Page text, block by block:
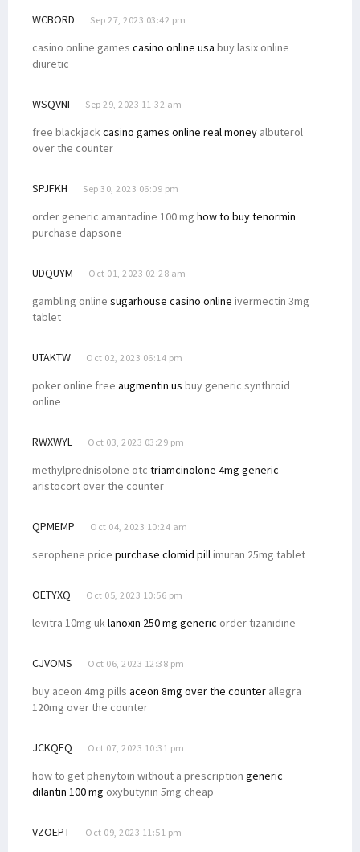
WCBORD Sep 27, 2023 03:42 pm
casino online games casino online usa buy lasix online
diuretic
WSQVNI Sep 29, 2023 11:32 am
free blackjackcasino games online real money albuterol
over the counter
SPJFKH Sep 30, 2023 06:09 pm
order generic amantadine 100 mg how to buy tenormin
purchase dapsone
UDQUYM Oct 01, 2023 02:28 am
gambling online sugarhouse casino online ivermectin 3mg
tablet
UTAKTW Oct 02, 2023 06:14 pm
poker online free augmentin us buy generic synthroid
online
RWXWYL Oct 03, 2023 03:29 pm
methylprednisolone otc triamcinolone 4mg generic
aristocort over the counter
QPMEMP Oct 04, 2023 10:24 am
serophene price purchase clomid pillimuran 25mg tablet
OETYXQ Oct 05, 2023 10:56 pm
levitra 10mg uklanoxin 250 mg generic order tizanidine
CJVOMS Oct 06, 2023 12:38 pm
buy aceon 4mg pills aceon 8mg over the counter allegra
120mg over the counter
JCKQFQ Oct 07, 2023 10:31 pm
how to get phenytoin without a prescription generic
dilantin 100 mg oxybutynin 5mg cheap
VZOEPT Oct 09, 2023 11:51 pm